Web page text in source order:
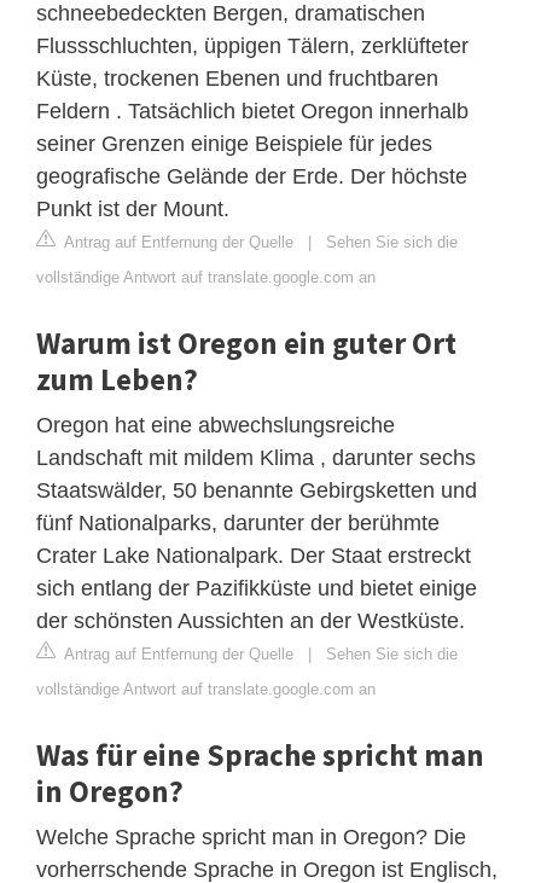
schneebedeckten Bergen, dramatischen
Flussschluchten, üppigen Tälern, zerklüfteter
Küste, trockenen Ebenen und fruchtbaren
Feldern . Tatsächlich bietet Oregon innerhalb
seiner Grenzen einige Beispiele für jedes
geografische Gelände der Erde. Der höchste
Punkt ist der Mount.
Antrag auf Entfernung der Quelle | Sehen Sie sich die
vollständige Antwort auf translate.google.com an
Warum ist Oregon ein guter Ort
zum Leben?
Oregon hat eine abwechslungsreiche
Landschaft mit mildem Klima , darunter sechs
Staatswälder, 50 benannte Gebirgsketten und
fünf Nationalparks, darunter der berühmte
Crater Lake Nationalpark. Der Staat erstreckt
sich entlang der Pazifikküste und bietet einige
der schönsten Aussichten an der Westküste.
Antrag auf Entfernung der Quelle | Sehen Sie sich die
vollständige Antwort auf translate.google.com an
Was für eine Sprache spricht man
in Oregon?
Welche Sprache spricht man in Oregon? Die
vorherrschende Sprache in Oregon ist Englisch,